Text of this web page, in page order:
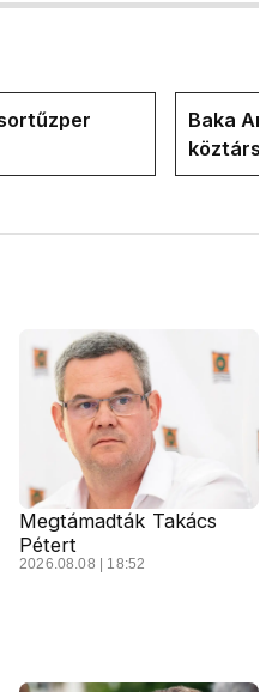
Baka
Megtámadták Takács
Pétert
2026.08.08 | 18:52